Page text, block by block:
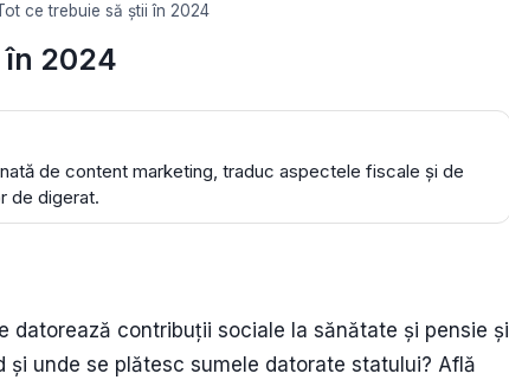
ce trebuie să știi în 2024
în 2024
de content marketing, traduc aspectele fiscale și de
de digerat.
datorează contribuții sociale la sănătate și pensie și
unde se plătesc sumele datorate statului? Află